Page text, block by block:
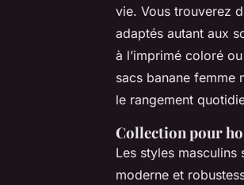
vie. Vous trouverez
adaptés autant aux
à l’imprimé coloré
sacs banane femme
le rangement
Collection pour
Les styles masculins
moderne et